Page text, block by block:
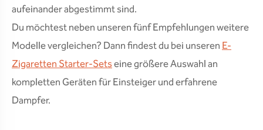
aufeinander abgestimmt sind.
Du möchtest neben unseren fünf Empfehlungen weitere
Modelle vergleichen? Dann findest du bei unserenE-
Zigaretten Starter-Setseine größere Auswahl an
kompletten Geräten für Einsteiger und erfahrene
Dampfer.